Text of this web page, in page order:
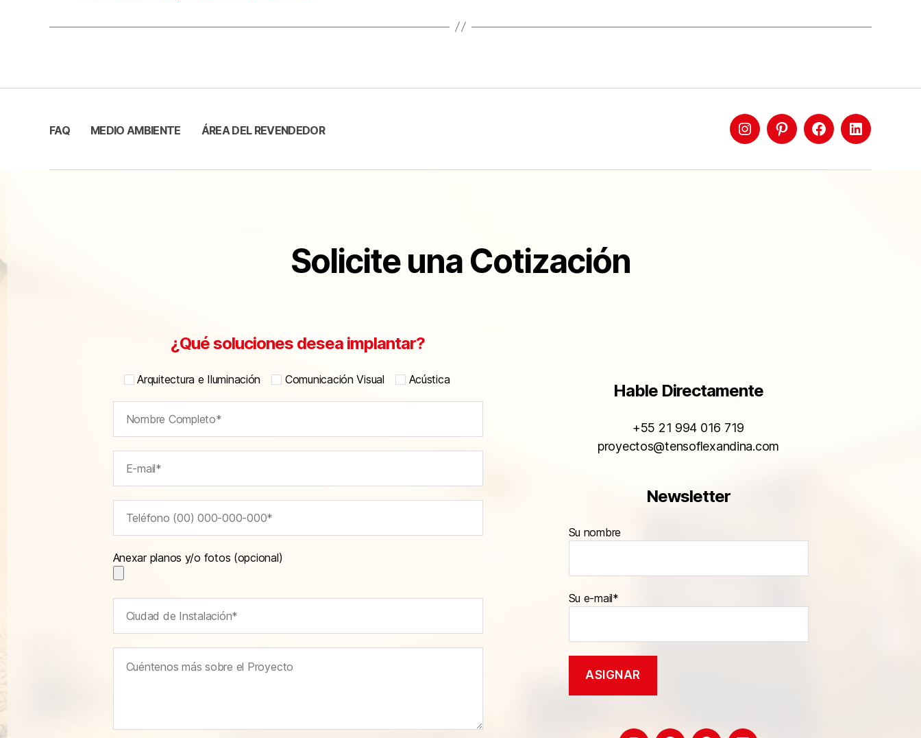
FAQ MEDIO AMBIENTE ÁREA DEL REVENDEDOR
Solicite una Cotización
¿Qué soluciones desea implantar?
Arquitectura e Iluminación Comunicación Visual Acústica
Anexar planos y/o fotos (opcional)
Hable Directamente
+55 21 994 016 719
proyectos@tensoflexandina.com
Newsletter
Su nombre
Su e-mail*